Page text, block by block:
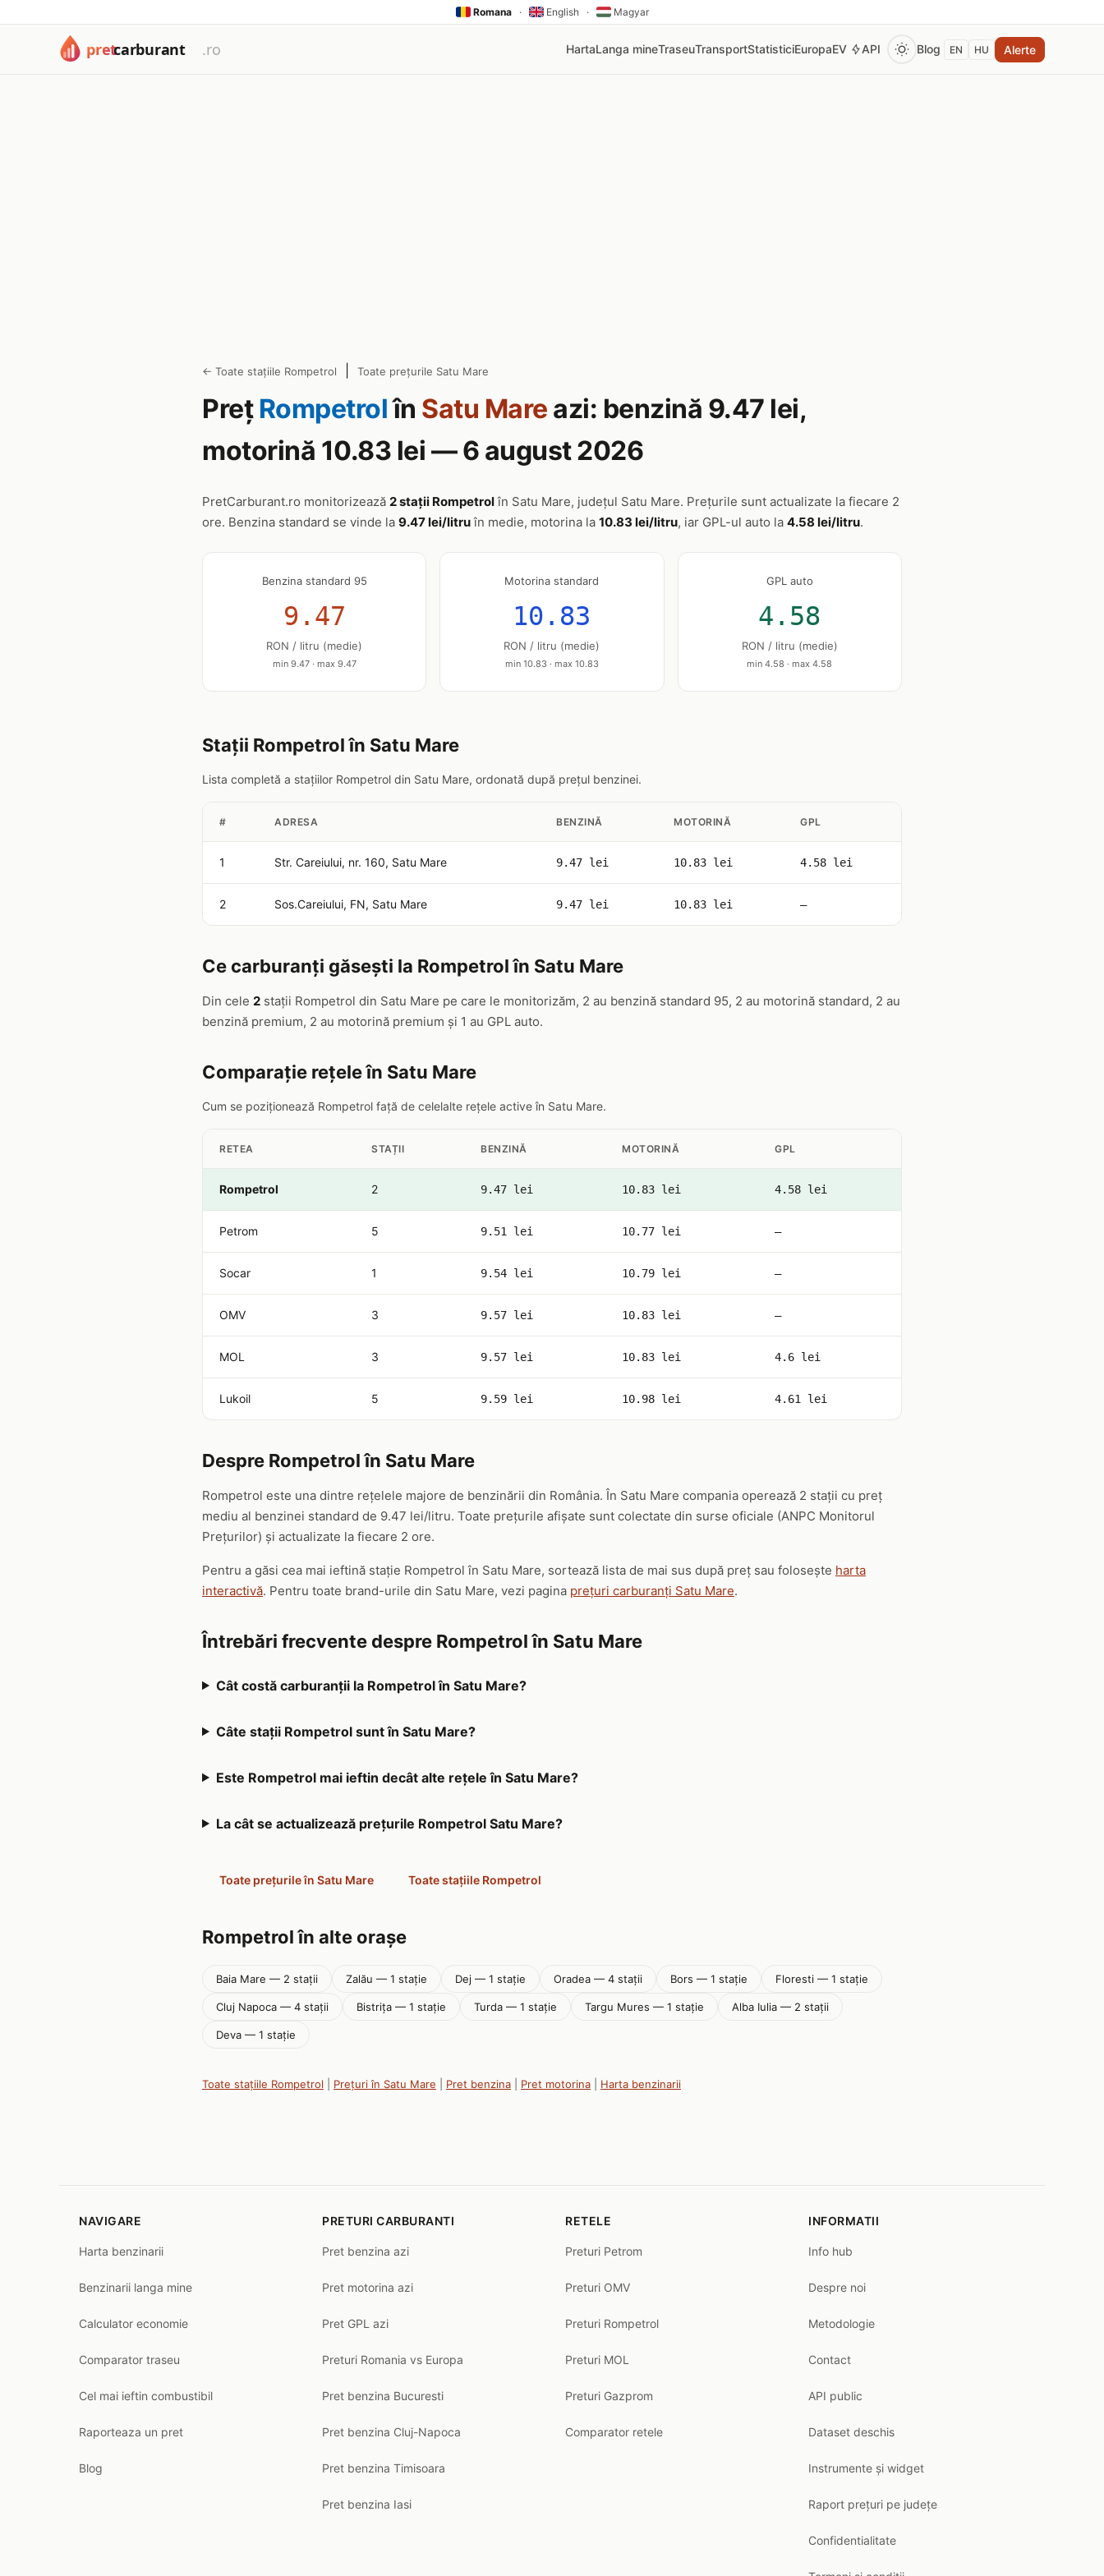
Romana · English · Magyar
HartaLanga mineTraseuTransportStatisticiEuropaEV API Blog EN HU Alerte
← Toate stațiile Rompetrol Toate prețurile Satu Mare
Preț Rompetrolîn Satu Mare azi: benzină 9.47 lei,
motorină 10.83 lei — 6 august 2026
PretCarburant.ro monitorizează 2 stații Rompetrolîn Satu Mare, județul Satu Mare. Prețurile sunt actualizate la fiecare 2
ore. Benzina standard se vinde la 9.47 lei/litruîn medie, motorina la 10.83 lei/litru, iar GPL-ul auto la 4.58 lei/litru.
Benzina standard 95
9.47
RON / litru (medie)
min 9.47 · max 9.47
Motorina standard
10.83
RON / litru (medie)
min 10.83 · max 10.83
GPL auto
4.58
RON / litru (medie)
min 4.58 · max 4.58
Stații Rompetrol în Satu Mare
Lista completă a stațiilor Rompetrol din Satu Mare, ordonată după prețul benzinei.
# ADRESA BENZINĂ MOTORINĂ GPL
1 Str. Careiului, nr. 160, Satu Mare 9.47 lei 10.83 lei 4.58 lei
2 Sos.Careiului, FN, Satu Mare 9.47 lei 10.83 lei —
Ce carburanți găsești la Rompetrol în Satu Mare
Din cele 2 stații Rompetrol din Satu Mare pe care le monitorizăm, 2 au benzină standard 95, 2 au motorină standard, 2 au
benzină premium, 2 au motorină premium și 1 au GPL auto.
Comparație rețele în Satu Mare
Cum se poziționează Rompetrol față de celelalte rețele active în Satu Mare.
RETEA STAȚII BENZINĂ MOTORINĂ GPL
Rompetrol 2 9.47 lei 10.83 lei 4.58 lei
Petrom 5 9.51 lei 10.77 lei —
Socar 1 9.54 lei 10.79 lei —
OMV 3 9.57 lei 10.83 lei —
MOL 3 9.57 lei 10.83 lei 4.6 lei
Lukoil 5 9.59 lei 10.98 lei 4.61 lei
Despre Rompetrol în Satu Mare
Rompetrol este una dintre rețelele majore de benzinării din România. În Satu Mare compania operează 2 stații cu preț
mediu al benzinei standard de 9.47 lei/litru. Toate prețurile afișate sunt colectate din surse oficiale (ANPC Monitorul
Prețurilor) și actualizate la fiecare 2 ore.
Pentru a găsi cea mai ieftină stație Rompetrol în Satu Mare, sortează lista de mai sus după preț sau folosește harta
interactivă. Pentru toate brand-urile din Satu Mare, vezi pagina prețuri carburanți Satu Mare.
Întrebări frecvente despre Rompetrol în Satu Mare
Cât costă carburanții la Rompetrol în Satu Mare?
Câte stații Rompetrol sunt în Satu Mare?
Este Rompetrol mai ieftin decât alte rețele în Satu Mare?
La cât se actualizează prețurile Rompetrol Satu Mare?
Toate prețurile în Satu Mare Toate stațiile Rompetrol
Rompetrol în alte orașe
Baia Mare — 2 stații Zalău — 1 stație Dej — 1 stație Oradea — 4 stații Bors — 1 stație Floresti — 1 stație
Cluj Napoca — 4 stații Bistriţa — 1 stație Turda — 1 stație Targu Mures — 1 stație Alba Iulia — 2 stații
Deva — 1 stație
Toate stațiile Rompetrol Prețuri în Satu Mare Pret benzina Pret motorina Harta benzinarii
NAVIGARE
Harta benzinarii
Benzinarii langa mine
Calculator economie
Comparator traseu
Cel mai ieftin combustibil
Raporteaza un pret
Blog
PRETURI CARBURANTI
Pret benzina azi
Pret motorina azi
Pret GPL azi
Preturi Romania vs Europa
Pret benzina Bucuresti
Pret benzina Cluj-Napoca
Pret benzina Timisoara
Pret benzina Iasi
RETELE
Preturi Petrom
Preturi OMV
Preturi Rompetrol
Preturi MOL
Preturi Gazprom
Comparator retele
INFORMATII
Info hub
Despre noi
Metodologie
Contact
API public
Dataset deschis
Instrumente și widget
Raport prețuri pe județe
Confidentialitate